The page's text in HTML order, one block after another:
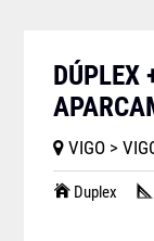
DÚPLEX
VIGO >
Duplex